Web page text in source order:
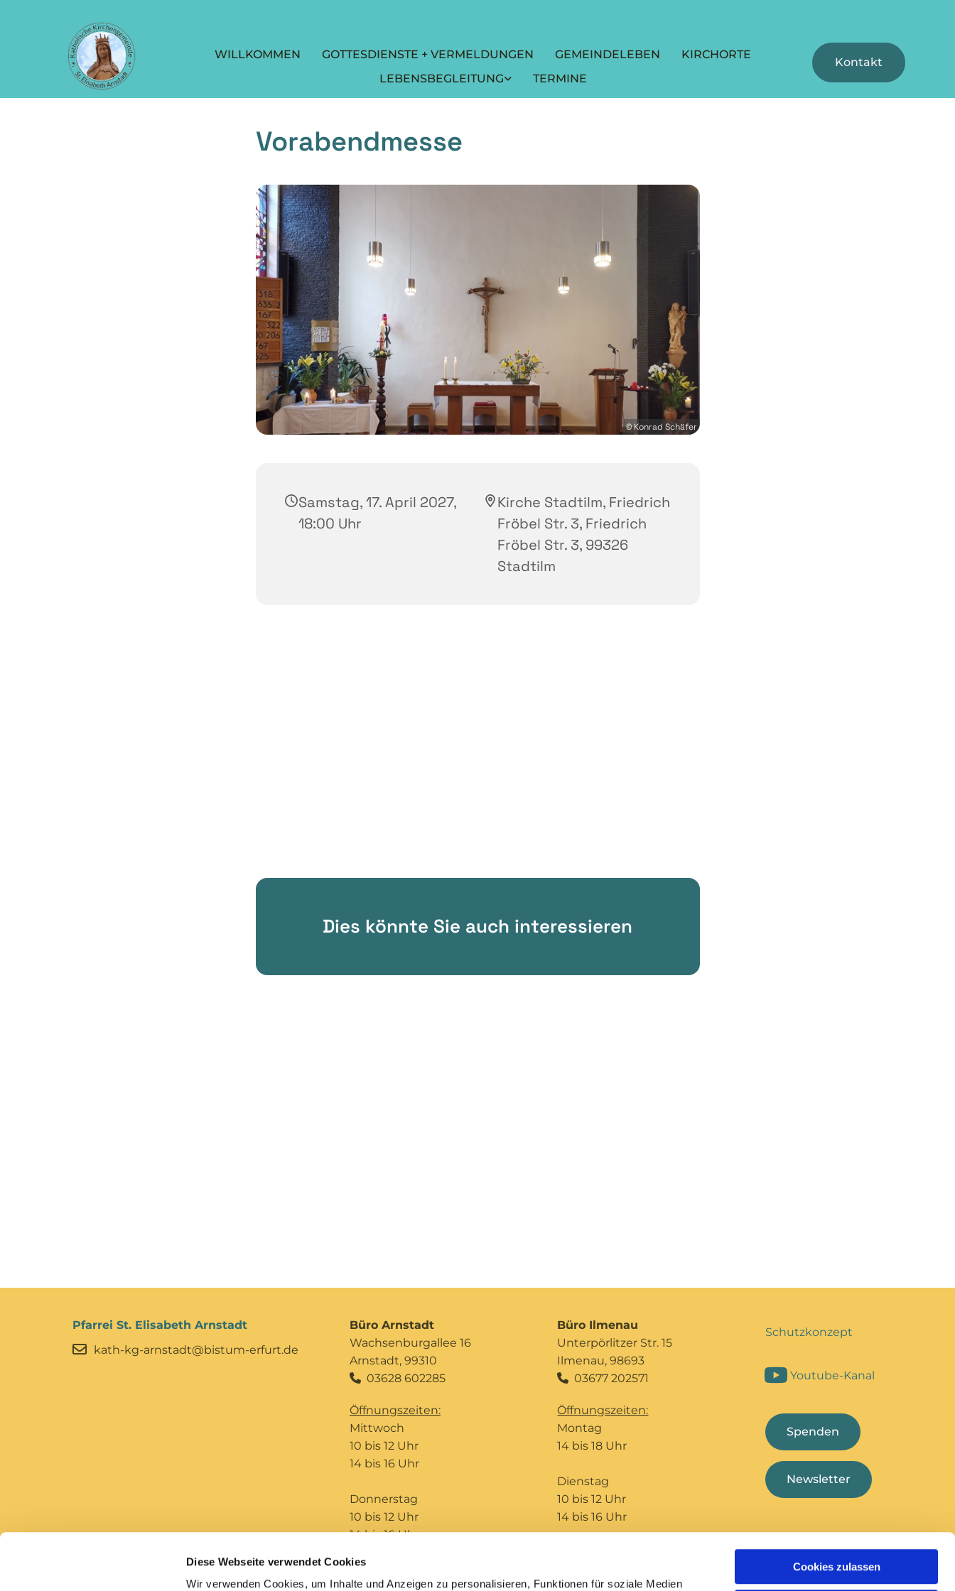
Diese Webseite verwendet Cookies
Wir verwenden Cookies, um Inhalte und Anzeigen zu personalisieren, Funktionen für soziale Medien
Cookies zulassen
WILLKOMMEN GOTTESDIENSTE + VERMELDUNGEN GEMEINDELEBEN
KIRCHORTE
LEBENSBEGLEITUNG
TERMINE
Kontakt
Vorabendmesse
© Konrad Schäfer
Samstag, 17. April 2027,
18:00 Uhr
Kirche Stadtilm, Friedrich
Fröbel Str. 3, Friedrich
Fröbel Str. 3, 99326
Stadtilm
Dies könnte Sie auch interessieren
Pfarrei St. Elisabeth Arnstadt
kath-kg-arnstadt@bistum-erfurt.de
Büro Arnstadt
Wachsenburgallee 16
Arnstadt, 99310
03628 602285
Öffnungszeiten:
Mittwoch
10 bis 12 Uhr
14 bis 16 Uhr
Donnerstag
10 bis 12 Uhr
14 bis 16 Uhr
Büro Ilmenau
Unterpörlitzer Str. 15
Ilmenau, 98693
 03677 202571
Öffnungszeiten:
Montag
14 bis 18 Uhr
Dienstag
10 bis 12 Uhr
14 bis 16 Uhr
Schutzkonzept
Youtube-Kanal
Spenden
Newsletter
Caritas Erfurt Telefonseelsorge Bildungshaus St. Ursula Bildungshaus Marcel